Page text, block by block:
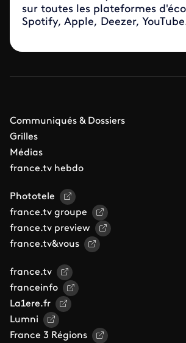
sur toutes les plateformes
Spotify, Apple, Deezer,
Communiqués & Dossiers
Grilles
Médias
france.tv hebdo
Phototele
france.tv groupe
france.tv preview
france.tv&vous
france.tv
franceinfo
La1ere.fr
Lumni
France 3 Régions